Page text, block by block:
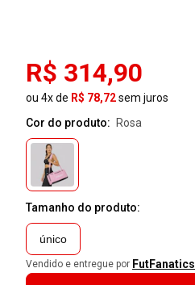
R$ 314,90
ou 4x de R$ 78,72sem juros
Cor do produto:
rosa
Tamanho do produto:
único
Vendido e entregue por FutFanatics